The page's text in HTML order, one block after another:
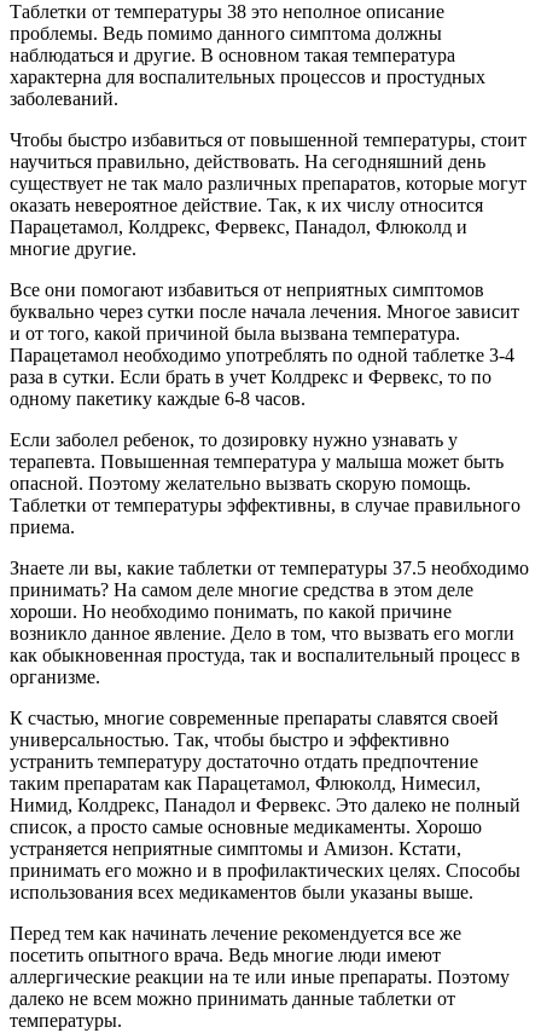
Таблетки от температуры 38 это неполное описание
проблемы. Ведь помимо данного симптома должны
наблюдаться и другие. В основном такая температура
характерна для воспалительных процессов и простудных
заболеваний.
Чтобы быстро избавиться от повышенной температуры, стоит
научиться правильно, действовать. На сегодняшний день
существует не так мало различных препаратов, которые могут
оказать невероятное действие. Так, к их числу относится
Парацетамол, Колдрекс, Фервекс, Панадол, Флюколд и
многие другие.
Все они помогают избавиться от неприятных симптомов
буквально через сутки после начала лечения. Многое зависит
и от того, какой причиной была вызвана температура.
Парацетамол необходимо употреблять по одной таблетке 3-4
раза в сутки. Если брать в учет Колдрекс и Фервекс, то по
одному пакетику каждые 6-8 часов.
Если заболел ребенок, то дозировку нужно узнавать у
терапевта. Повышенная температура у малыша может быть
опасной. Поэтому желательно вызвать скорую помощь.
Таблетки от температуры эффективны, в случае правильного
приема.
Знаете ли вы, какие таблетки от температуры 37.5 необходимо
принимать? На самом деле многие средства в этом деле
хороши. Но необходимо понимать, по какой причине
возникло данное явление. Дело в том, что вызвать его могли
как обыкновенная простуда, так и воспалительный процесс в
организме.
К счастью, многие современные препараты славятся своей
универсальностью. Так, чтобы быстро и эффективно
устранить температуру достаточно отдать предпочтение
таким препаратам как Парацетамол, Флюколд, Нимесил,
Нимид, Колдрекс, Панадол и Фервекс. Это далеко не полный
список, а просто самые основные медикаменты. Хорошо
устраняется неприятные симптомы и Амизон. Кстати,
принимать его можно и в профилактических целях. Способы
использования всех медикаментов были указаны выше.
Перед тем как начинать лечение рекомендуется все же
посетить опытного врача. Ведь многие люди имеют
аллергические реакции на те или иные препараты. Поэтому
далеко не всем можно принимать данные таблетки от
температуры.